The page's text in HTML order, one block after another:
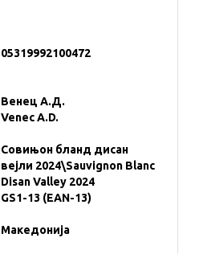
05319992100472
Венец А.Д.
Venec A.D.
Совињон бланд дисан
вејли 2024\Sauvignon Blanc
Disan Valley 2024
GS1-13 (EAN-13)
Македонија